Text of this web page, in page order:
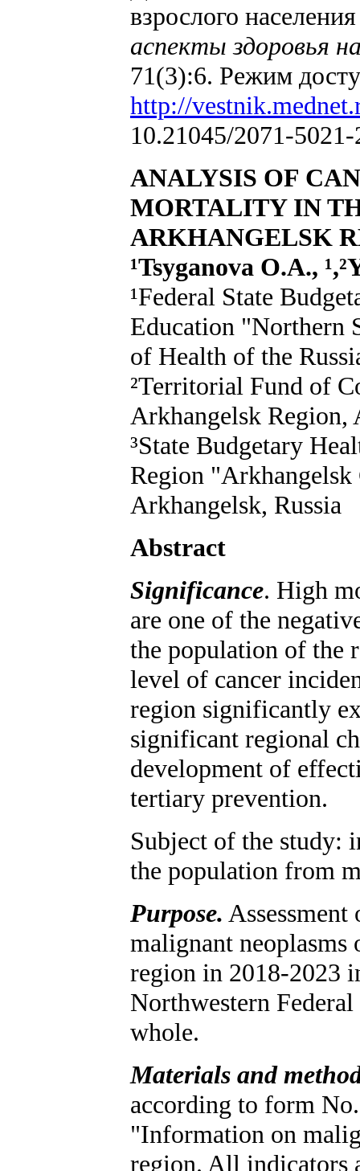
взрослого
аспекты здоровья
71(3):6. Режим
http://
10.21045/2071-
ANALYSIS OF
MORTALITY IN
ARKHANGELSK
¹Tsyganova O.A.,
¹Federal State
Education "Northern
of Health of the
²Territorial Fund of
Arkhangelsk Region,
³State Budgetary
Region
Arkhangelsk, Russia
Abstract
Significance. High
are one of the
the population of the
level of cancer
region significantly
significant regional
development of
tertiary prevention.
Subject of the study:
the population from
Purpose.
malignant
region in 2018-2023
Northwestern
whole.
Materials and
according to form
"Information on
region. All indicators